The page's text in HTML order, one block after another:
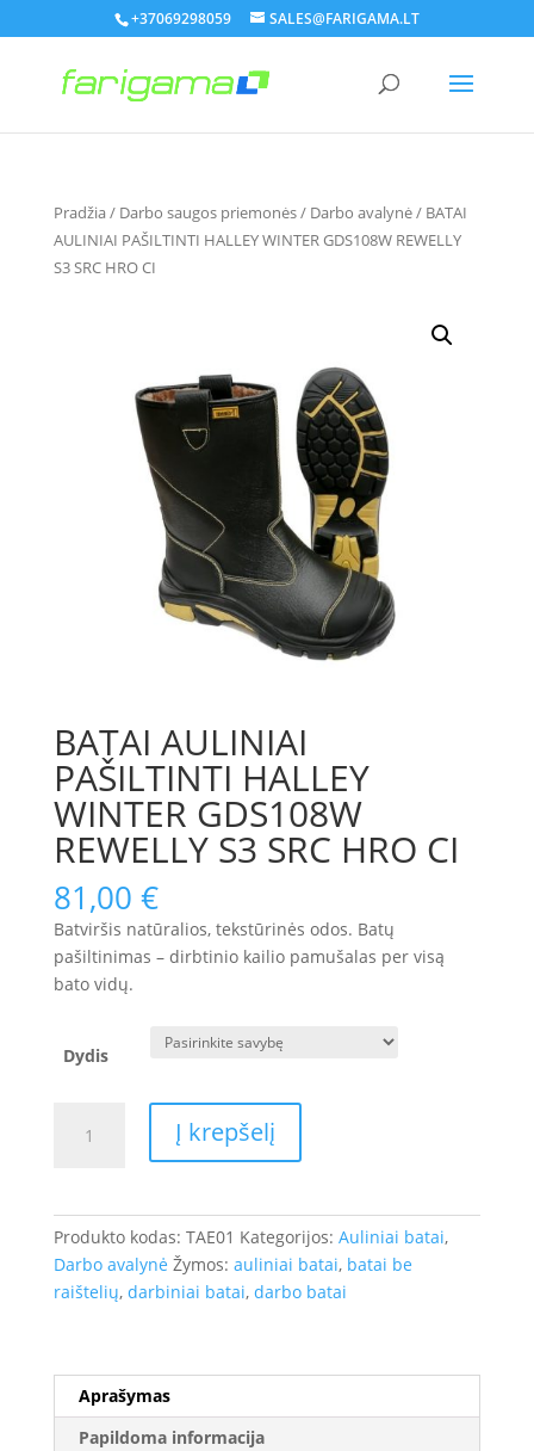
+37069298059 SALES@FARIGAMA.LT
Pradžia/ Darbo saugos priemonės/ Darbo avalynė/ BATAI
AULINIAI PAŠILTINTI HALLEY WINTER GDS108W REWELLY
S3 SRC HRO CI
BATAI AULINIAI
PAŠILTINTI HALLEY
WINTER GDS108W
REWELLY S3 SRC HRO CI
81,00 €
Batviršis natūralios, tekstūrinės odos. Batų
pašiltinimas – dirbtinio kailio pamušalas per visą
bato vidų.
Dydis
kiekis:
PAŠILTINTI
HALLEY
WINTER
GDS108W
SRC
HRO
Į krepšelį
Produkto kodas: TAE01 Kategorijos: Auliniai batai,
Darbo avalynė Žymos: auliniai batai, batai be
raištelių, darbiniai batai, darbo batai
Aprašymas
Papildoma informacija